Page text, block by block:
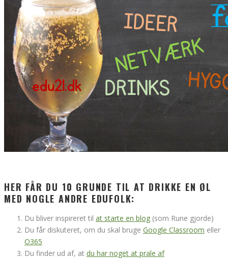
HER FÅR DU 10 GRUNDE TIL AT DRIKKE EN ØL
MED NOGLE ANDRE EDUFOLK:
Du bliver inspireret til at starte en blog (som Rune gjorde)
Du får diskuteret, om du skal bruge Google Classroom eller
O365
Du finder ud af, at du har noget at prale af